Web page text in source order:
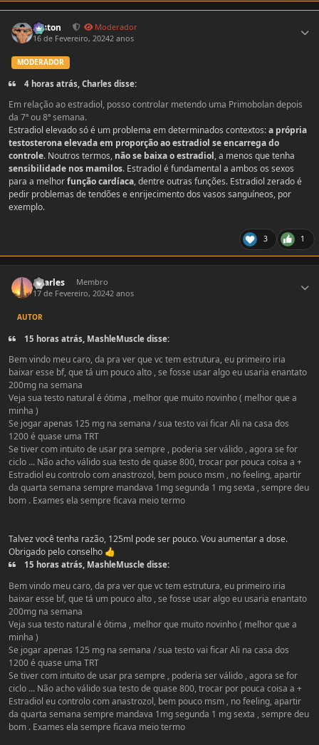
Foston
Moderador
16 de Fevereiro, 20242 anos
MODERADOR
4 horas atrás, Charles disse:
Em relação ao estradiol, posso controlar metendo uma Primobolan depois
da 7ª ou 8ª semana.
Estradiol elevado só é um problema em determinados contextos:a própria
testosterona elevada em proporção ao estradiol se encarrega do
controle. Noutros termos, não se baixa o estradiol, a menos que tenha
sensibilidade nos mamilos. Estradiol é fundamental a ambos os sexos
para a melhorfunção cardíaca, dentre outras funções. Estradiol zerado é
pedir problemas de tendões e enrijecimento dos vasos sanguíneos, por
exemplo.
3 1
Charles
Membro
17 de Fevereiro, 20242 anos
AUTOR
15 horas atrás, MashleMuscle disse:
Bem vindo meu caro, da pra ver que vc tem estrutura, eu primeiro iria
baixar esse bf, que tá um pouco alto , se fosse usar algo eu usaria enantato
200mg na semana
Veja sua testo natural é ótima , melhor que muito novinho ( melhor que a
minha )
Se jogar apenas 125 mg na semana / sua testo vai ficar Ali na casa dos
1200 é quase uma TRT
Se tiver com intuito de usar pra sempre , poderia ser válido , agora se for
ciclo ... Não acho válido sua testo de quase 800, trocar por pouca coisa a +
Estradiol eu controlo com anastrozol, bem pouco msm , no feeling, apartir
da quarta semana sempre mandava 1mg segunda 1 mg sexta , sempre deu
bom . Exames ela sempre ficava meio termo
Talvez você tenha razão, 125ml pode ser pouco. Vou aumentar a dose.
Obrigado pelo conselho 👍
15 horas atrás, MashleMuscle disse:
Bem vindo meu caro, da pra ver que vc tem estrutura, eu primeiro iria
baixar esse bf, que tá um pouco alto , se fosse usar algo eu usaria enantato
200mg na semana
Veja sua testo natural é ótima , melhor que muito novinho ( melhor que a
minha )
Se jogar apenas 125 mg na semana / sua testo vai ficar Ali na casa dos
1200 é quase uma TRT
Se tiver com intuito de usar pra sempre , poderia ser válido , agora se for
ciclo ... Não acho válido sua testo de quase 800, trocar por pouca coisa a +
Estradiol eu controlo com anastrozol, bem pouco msm , no feeling, apartir
da quarta semana sempre mandava 1mg segunda 1 mg sexta , sempre deu
bom . Exames ela sempre ficava meio termo